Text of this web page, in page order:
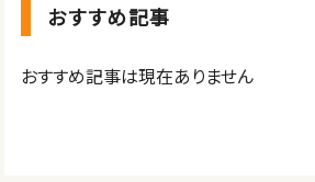
おすすめ記事
おすすめ記事は現在ありません